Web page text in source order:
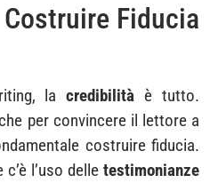
Fiducia
lacredibilità è tutto.
per convincere il lettore a
costruire fiducia.
l’uso delletestimonianze